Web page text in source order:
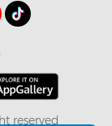
reserved